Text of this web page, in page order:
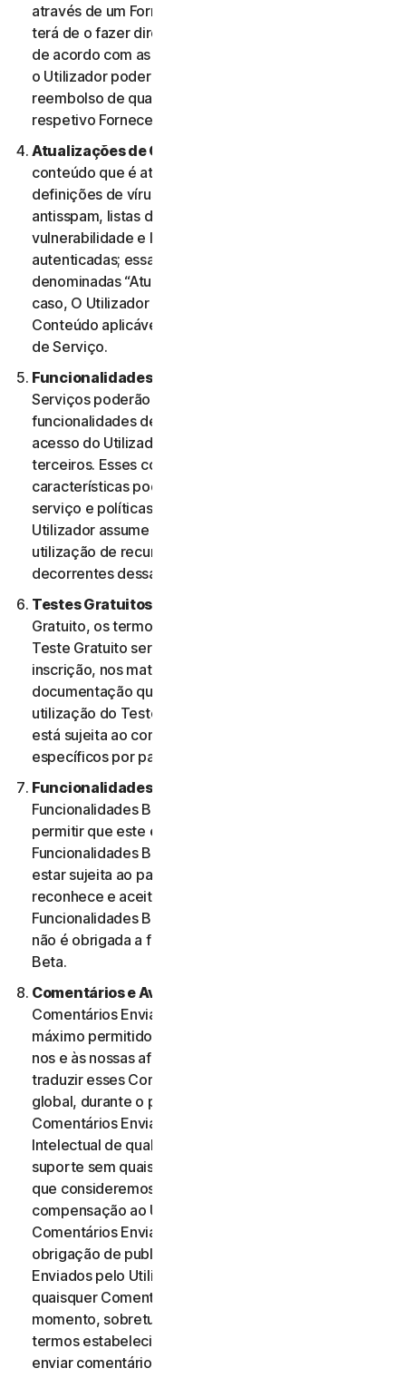
através de um Fornecedor e pretender cancelá-lo,
terá de o fazer diretamente junto desse Fornecedor,
de acordo com as instruções do mesmo. Nesse caso,
o Utilizador poderá não ter direito a qualquer
reembolso de qualquer pagamento efetuado ao
respetivo Fornecedor.
Atualizações de Conteúdo.
conteúdo que é atualizado periodicamente, como
definições de vírus, definições de spyware, regras
antisspam, listas de URL, regras de firewall, dados de
vulnerabilidade e listas atualizadas de páginas Web
autenticadas; essas atualizações são coletivamente
denominadas “Atualizações de Conteúdo” Nesse
caso, O Utilizador terá acesso às Atualizações de
Conteúdo aplicáveis aos Serviços durante o Período
de Serviço.
Funcionalidades ou Conteúdos de Terceiros.
Serviços poderão incluir características e
funcionalidades de terceiros ou poderão permitir o
acesso do Utilizador a conteúdos de Web sites de
terceiros. Esses conteúdos, funcionalidades ou
características poderão estar sujeitos a termos de
serviço e políticas de privacidade de terceiros. O
Utilizador assume a sua total responsabilidade pela
utilização de recursos de terceiros e quaisquer riscos
decorrentes dessa utilização.
Testes Gratuitos.
Gratuito, os termos específicos aplicáveis ao seu
Teste Gratuito serão fornecidos no momento da
inscrição, nos materiais promocionais e/ou
documentação que descrevem o Teste Gratuito. A
utilização do Teste Gratuito por parte do Utilizador
está sujeita ao comprimento desses termos
específicos por parte do mesmo.
Funcionalidades Beta.
Funcionalidades Beta nos Serviços para o Utilizador e
permitir que este envie comentários. A utilização de
Funcionalidades Beta por parte do Utilizador pode
estar sujeita ao pagamento de taxas. O Utilizador
reconhece e aceita que a sua utilização de
Funcionalidades Beta é voluntária e a NortonLifeLock
não é obrigada a fornecer quaisquer Funcionalidades
Beta.
Comentários e Avaliações.
Comentários Enviados, o Utilizador, dentro do
máximo permitido pela legislação aplicável, autoriza-
nos e às nossas afiliadas a utilizar, reproduzir, copiar e
traduzir esses Comentários Enviados numa base
global, durante o prazo de proteção desses
Comentários Enviados por Direitos de Propriedade
Intelectual de qualquer forma e através de qualquer
suporte sem quaisquer restrições de qualquer forma
que consideremos adequada. Não será paga qualquer
compensação ao Utilizador relativa à utilização dos
Comentários Enviados. Não temos qualquer
obrigação de publicar ou utilizar os Comentários
Enviados pelo Utilizador e podemos remover
quaisquer Comentários Enviados a qualquer
momento, sobretudo se estes violarem quaisquer
termos estabelecidos no presente Contrato. Ao
enviar comentários, o Utilizador reconhece e garante